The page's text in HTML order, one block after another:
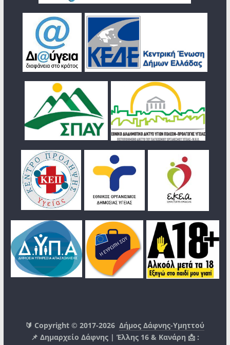
🔰 Copyright © 2017-2026Δήμος Δάφνης-Υμηττού
📌 Δημαρχείο Δάφνης | Έλλης 16 & Κανάρη 📩 :